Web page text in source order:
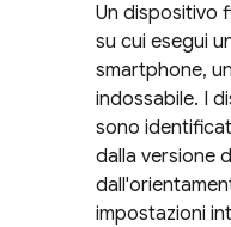
Un dispositivo
su cui esegui
smartphone,
indossabile. I
sono
dalla versione
impostazioni